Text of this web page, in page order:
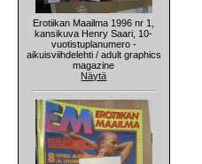
Erotiikan Maailma 1996 nr 1,
kansikuva Henry Saari, 10-
vuotistuplanumero -
aikuisviihdelehti / adult graphics
magazine
Näytä